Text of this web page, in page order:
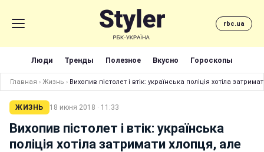
rbc.ua
Люди Тренды Полезное Вкусно Гороскопы
Главная › Жизнь › Вихопив пістолет і втік: українська поліція хотіла
ЖИЗНЬ 18 июня 2018 · 11:33
Вихопив пістолет і втік: українська
поліція хотіла затримати хлопця, але